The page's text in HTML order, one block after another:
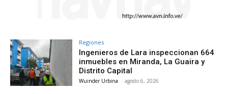
Regiones
Ingenieros de Lara inspeccionan 664
inmuebles en Miranda, La Guaira y
Distrito Capital
Wuinder Urbina - agosto 6, 2026